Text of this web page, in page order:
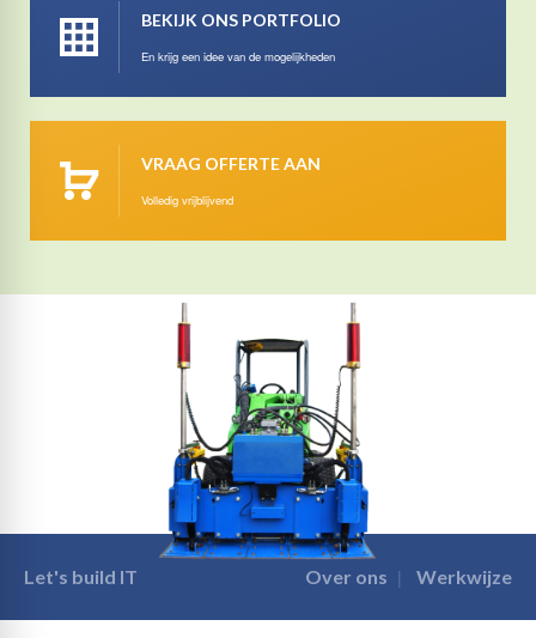
BEKIJK ONS PORTFOLIO
En krijg een idee van de mogelijkheden
VRAAG OFFERTE AAN
Volledig vrijblijvend
Let's build IT Over ons Werkwijze